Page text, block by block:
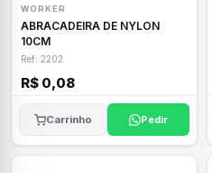
WORKER
ABRACADEIRA DE NYLON
10CM
Ref: 2202
R$ 0,08
Carrinho Pedir